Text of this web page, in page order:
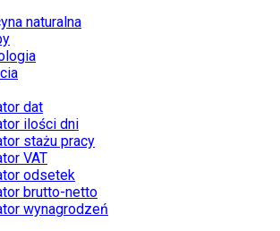
naturalna
dat
ilości dni
stażu pracy
VAT
odsetek
brutto-netto
wynagrodzeń